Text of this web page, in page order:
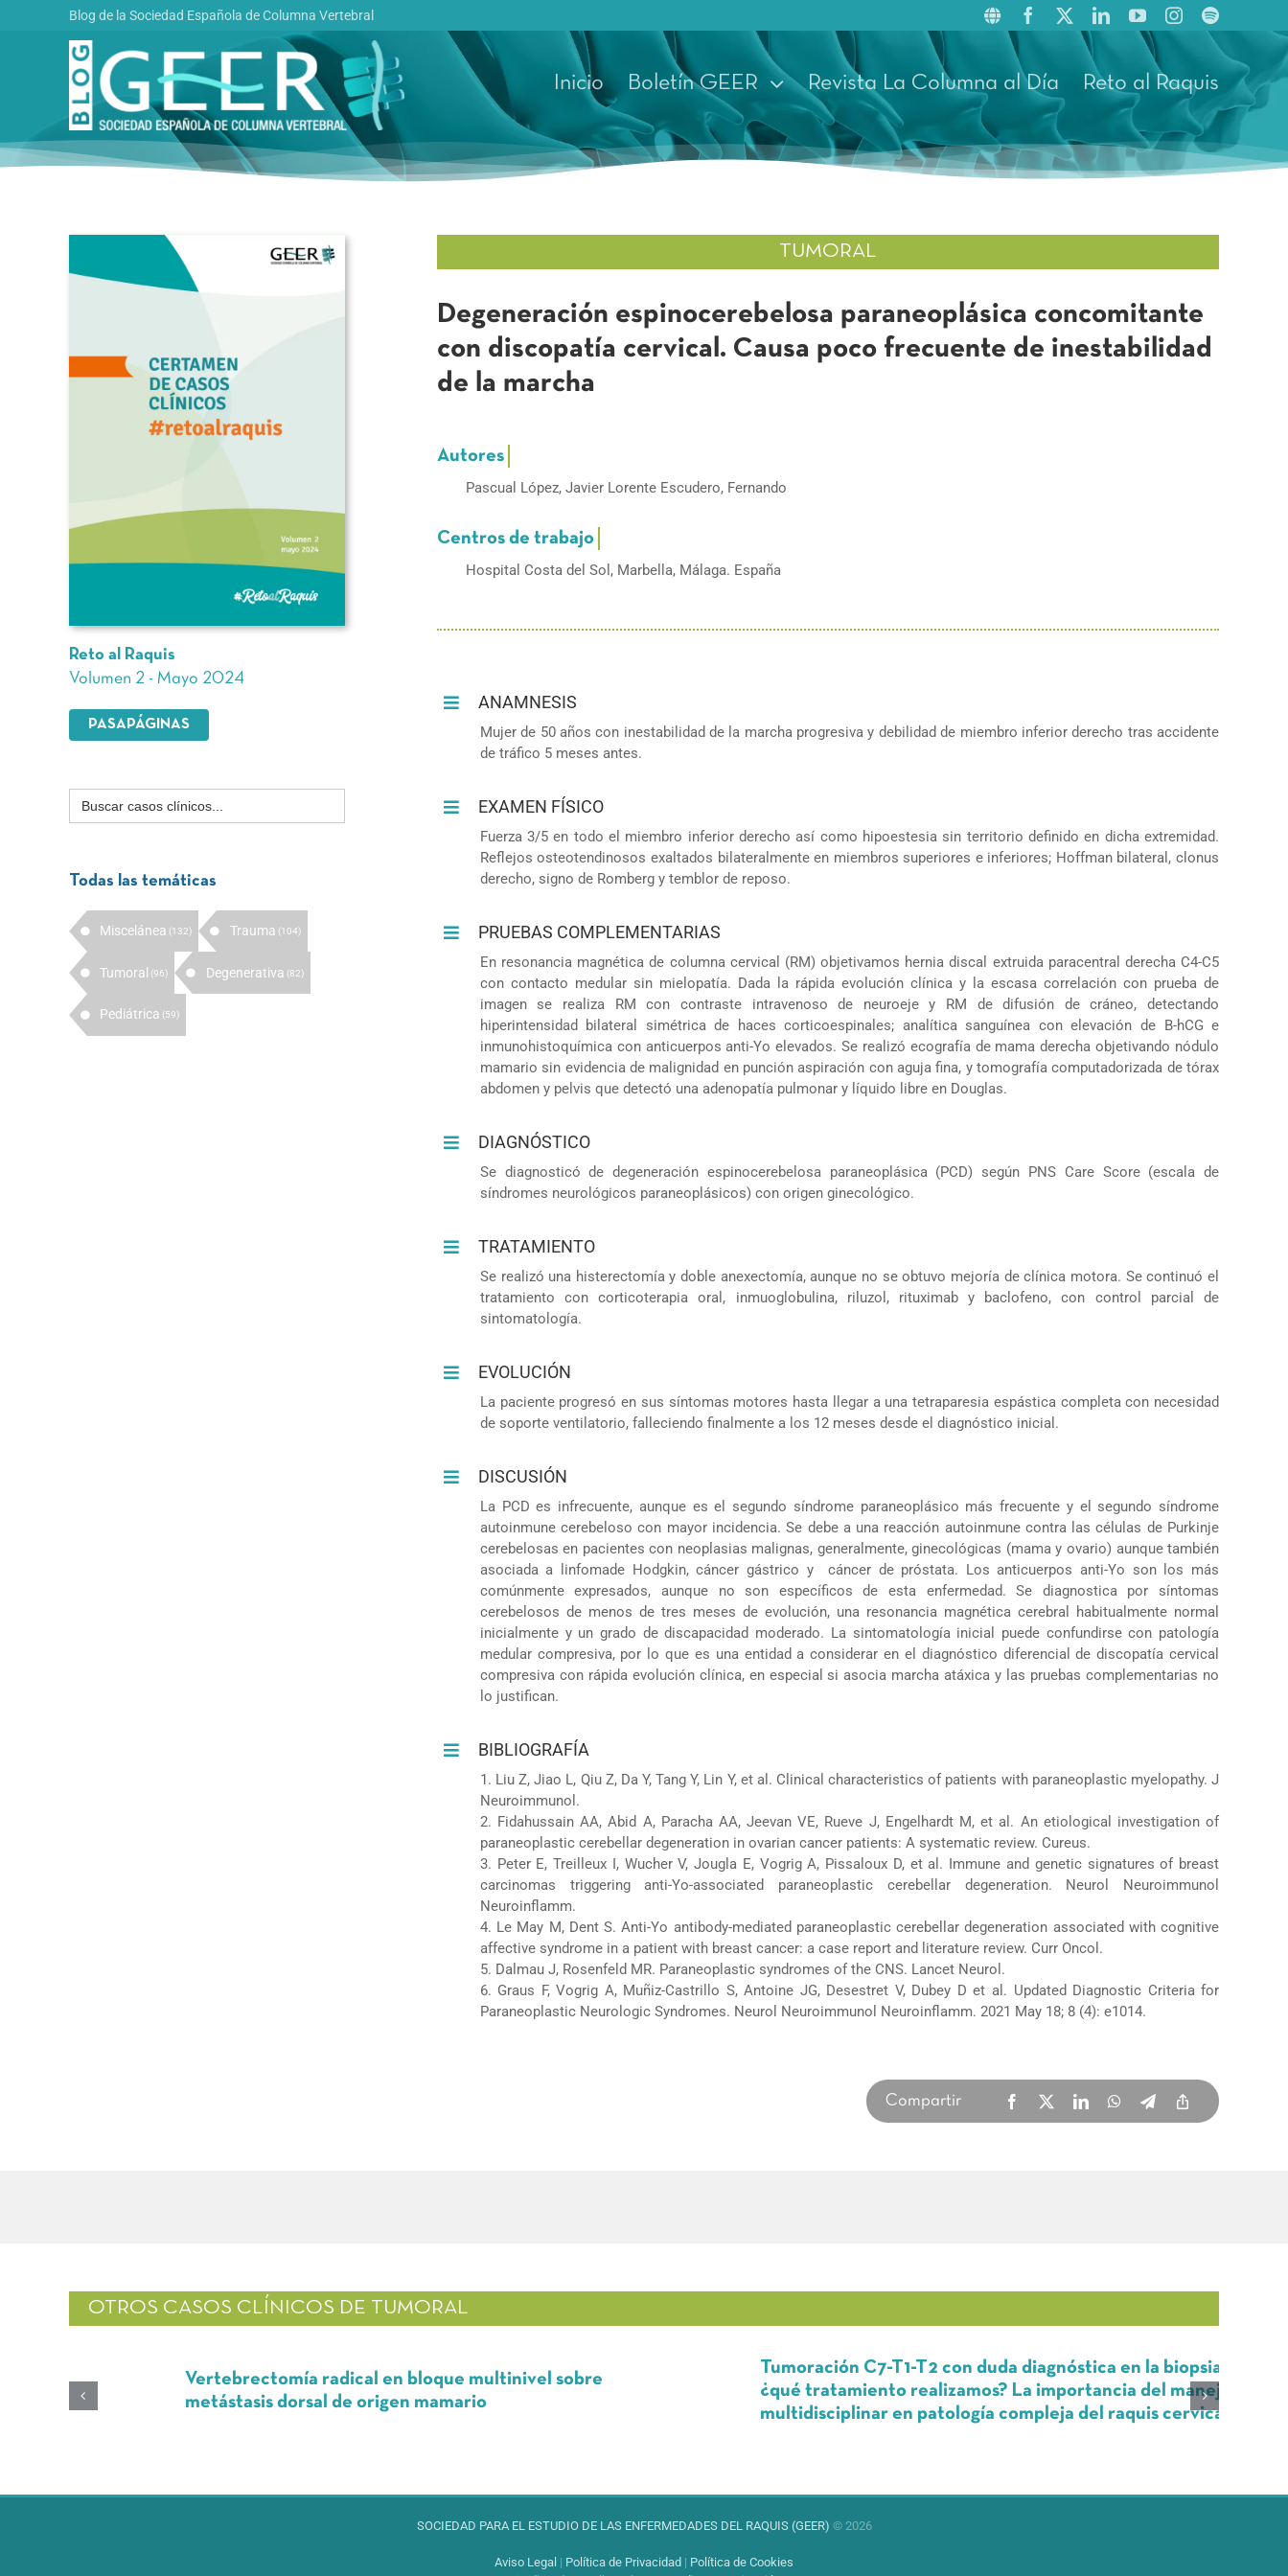
Blog de la Sociedad Española de Columna Vertebral
Inicio Boletín GEER Revista La Columna al Día Reto al Raquis
Reto al Raquis
Volumen 2 - Mayo 2024
PASAPÁGINAS
Buscar:
Todas las temáticas
Miscelánea (132) Trauma (104)
Tumoral (96) Degenerativa (82)
Pediátrica (59)
TUMORAL
Degeneración espinocerebelosa paraneoplásica concomitante
con discopatía cervical. Causa poco frecuente de inestabilidad
de la marcha
Pascual López, Javier Lorente Escudero, Fernando
Hospital Costa del Sol, Marbella, Málaga. España
ANAMNESIS
Mujer de 50 años con inestabilidad de la marcha progresiva y debilidad de miembro inferior derecho tras accidente
de tráfico 5 meses antes.
EXAMEN FÍSICO
Fuerza 3/5 en todo el miembro inferior derecho así como hipoestesia sin territorio definido en dicha extremidad.
Reflejos osteotendinosos exaltados bilateralmente en miembros superiores e inferiores; Hoffman bilateral, clonus
derecho, signo de Romberg y temblor de reposo.
PRUEBAS COMPLEMENTARIAS
En resonancia magnética de columna cervical (RM) objetivamos hernia discal extruida paracentral derecha C4-C5
con contacto medular sin mielopatía. Dada la rápida evolución clínica y la escasa correlación con prueba de
imagen se realiza RM con contraste intravenoso de neuroeje y RM de difusión de cráneo, detectando
hiperintensidad bilateral simétrica de haces corticoespinales; analítica sanguínea con elevación de B-hCG e
inmunohistoquímica con anticuerpos anti-Yo elevados. Se realizó ecografía de mama derecha objetivando nódulo
mamario sin evidencia de malignidad en punción aspiración con aguja fina, y tomografía computadorizada de tórax
abdomen y pelvis que detectó una adenopatía pulmonar y líquido libre en Douglas.
DIAGNÓSTICO
Se diagnosticó de degeneración espinocerebelosa paraneoplásica (PCD) según PNS Care Score (escala de
síndromes neurológicos paraneoplásicos) con origen ginecológico.
TRATAMIENTO
Se realizó una histerectomía y doble anexectomía, aunque no se obtuvo mejoría de clínica motora. Se continuó el
tratamiento con corticoterapia oral, inmuoglobulina, riluzol, rituximab y baclofeno, con control parcial de
sintomatología.
EVOLUCIÓN
La paciente progresó en sus síntomas motores hasta llegar a una tetraparesia espástica completa con necesidad
de soporte ventilatorio, falleciendo finalmente a los 12 meses desde el diagnóstico inicial.
DISCUSIÓN
La PCD es infrecuente, aunque es el segundo síndrome paraneoplásico más frecuente y el segundo síndrome
autoinmune cerebeloso con mayor incidencia. Se debe a una reacción autoinmune contra las células de Purkinje
cerebelosas en pacientes con neoplasias malignas, generalmente, ginecológicas (mama y ovario) aunque también
asociada a linfomade Hodgkin, cáncer gástrico y cáncer de próstata. Los anticuerpos anti-Yo son los más
comúnmente expresados, aunque no son específicos de esta enfermedad. Se diagnostica por síntomas
cerebelosos de menos de tres meses de evolución, una resonancia magnética cerebral habitualmente normal
inicialmente y un grado de discapacidad moderado. La sintomatología inicial puede confundirse con patología
medular compresiva, por lo que es una entidad a considerar en el diagnóstico diferencial de discopatía cervical
compresiva con rápida evolución clínica, en especial si asocia marcha atáxica y las pruebas complementarias no
lo justifican.
BIBLIOGRAFÍA
1. Liu Z, Jiao L, Qiu Z, Da Y, Tang Y, Lin Y, et al. Clinical characteristics of patients with paraneoplastic myelopathy. J
Neuroimmunol.
2. Fidahussain AA, Abid A, Paracha AA, Jeevan VE, Rueve J, Engelhardt M, et al. An etiological investigation of
paraneoplastic cerebellar degeneration in ovarian cancer patients: A systematic review. Cureus.
3. Peter E, Treilleux I, Wucher V, Jougla E, Vogrig A, Pissaloux D, et al. Immune and genetic signatures of breast
carcinomas triggering anti-Yo-associated paraneoplastic cerebellar degeneration. Neurol Neuroimmunol
Neuroinflamm.
4. Le May M, Dent S. Anti-Yo antibody-mediated paraneoplastic cerebellar degeneration associated with cognitive
affective syndrome in a patient with breast cancer: a case report and literature review. Curr Oncol.
5. Dalmau J, Rosenfeld MR. Paraneoplastic syndromes of the CNS. Lancet Neurol.
6. Graus F, Vogrig A, Muñiz-Castrillo S, Antoine JG, Desestret V, Dubey D et al. Updated Diagnostic Criteria for
Paraneoplastic Neurologic Syndromes. Neurol Neuroimmunol Neuroinflamm. 2021 May 18; 8 (4): e1014.
Compartir
OTROS CASOS CLÍNICOS DE TUMORAL
Vertebrectomía radical en bloque multinivel sobre
metástasis dorsal de origen mamario
Tumoración C7-T1-T2 con duda diagnóstica en la biopsia,
¿qué tratamiento realizamos? La importancia del manejo
multidisciplinar en patología compleja del raquis cervical
SOCIEDAD PARA EL ESTUDIO DE LAS ENFERMEDADES DEL RAQUIS (GEER) © 2026
Aviso Legal Política de Privacidad
Política de Cookies